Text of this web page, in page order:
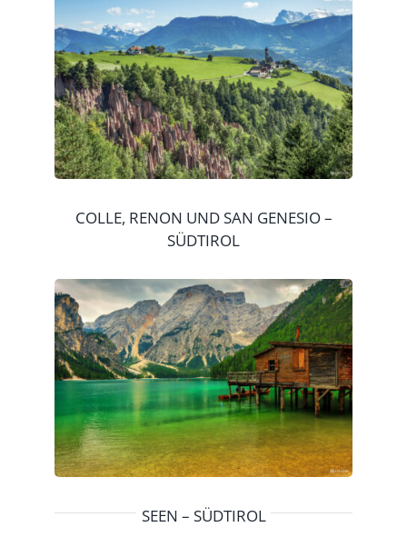
COLLE, RENON UND SAN GENESIO –
SÜDTIROL
SEEN – SÜDTIROL